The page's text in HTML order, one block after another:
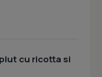
cu ricotta si